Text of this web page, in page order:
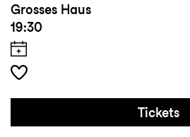
Grosses Haus
19:30
Tickets